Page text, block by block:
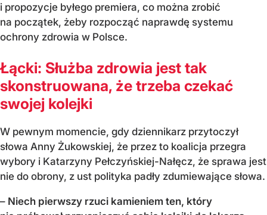
i propozycje byłego premiera, co można zrobić
na początek, żeby rozpocząć naprawdę systemu
ochrony zdrowia w Polsce.
Łącki: Służba zdrowia jest tak
skonstruowana, że trzeba czekać
swojej kolejki
W pewnym momencie, gdy dziennikarz przytoczył
słowa Anny Żukowskiej, że przez to koalicja przegra
wybory i Katarzyny Pełczyńskiej-Nałęcz, że sprawa jest
nie do obrony, z ust polityka padły zdumiewające słowa.
– Niech pierwszy rzuci kamieniem ten, który